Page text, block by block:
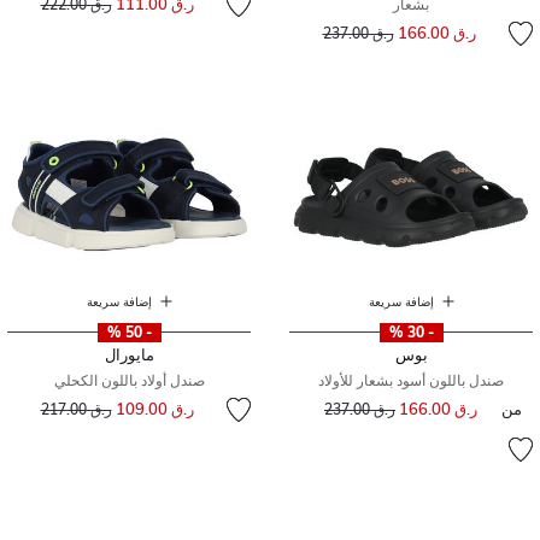
بشعار
ر.ق 166.00 سعر مخفض منر.ق 237.00
ر.ق 222.00
إضافة سريعة
- 30 %
بوس
صندل باللون أسود بشعار للأولاد
من ر.ق 166.00 سعر مخفض منر.ق 237.00
إضافة سريعة
- 50 %
مايورال
صندل أولاد باللون الكحلي
ر.ق 109.00 سعر مخفض من
ر.ق 217.00 إلى